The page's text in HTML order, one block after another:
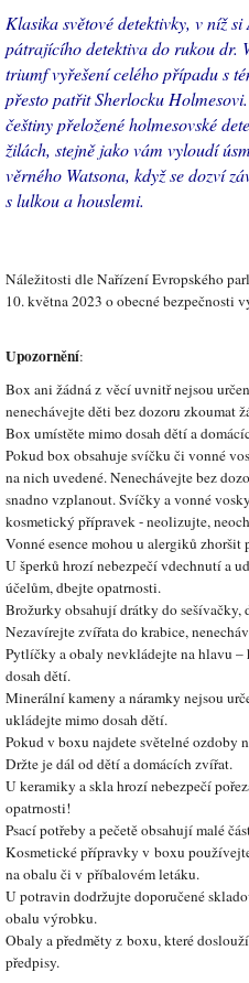
Klasika světové detektivky, v níž
pátrajícího detektiva do rukou dr.
triumf vyřešení celého případu s
přesto patřit Sherlocku
češtiny přeložené holmesovské
žilách, stejně jako vám vyloudí
věrného Watsona, když se dozví
s lulkou a houslemi.
Náležitosti dle Nařízení Evropského
10. května 2023 o obecné bezpečnosti
Upozornění:
Box ani žádná z věcí uvnitř nejsou
nenechávejte děti bez dozoru zkoumat
Box umístěte mimo dosah dětí a
Pokud box obsahuje svíčku či vonné
na nich uvedené. Nenechávejte bez
snadno vzplanout. Svíčky a vonné
kosmetický přípravek - neolizujte,
Vonné esence mohou u alergiků zhoršit
U šperků hrozí nebezpečí vdechnutí a
účelům, dbejte opatrnosti.
Brožurky obsahují drátky do sešívačky,
Nezavírejte zvířata do krabice,
Pytlíčky a obaly nevkládejte na hlavu –
dosah dětí.
Minerální kameny a náramky nejsou
ukládejte mimo dosah dětí.
Pokud v boxu najdete světelné ozdoby
Držte je dál od dětí a domácích zvířat.
U keramiky a skla hrozí nebezpečí
opatrnosti!
Psací potřeby a pečetě obsahují malé
Kosmetické přípravky v boxu
na obalu či v příbalovém letáku.
U potravin dodržujte doporučené
obalu výrobku.
Obaly a předměty z boxu, které
předpisy.